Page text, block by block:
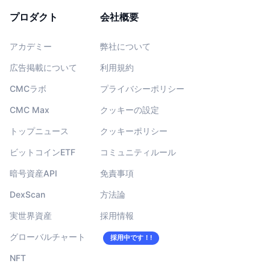
プロダクト
アカデミー
広告掲載について
CMCラボ
CMC Max
トップニュース
ビットコインETF
暗号資産API
DexScan
実世界資産
グローバルチャート
NFT
会社概要
弊社について
利用規約
プライバシーポリシー
クッキーの設定
クッキーポリシー
コミュニティルール
免責事項
方法論
採用情報
採用中です！!